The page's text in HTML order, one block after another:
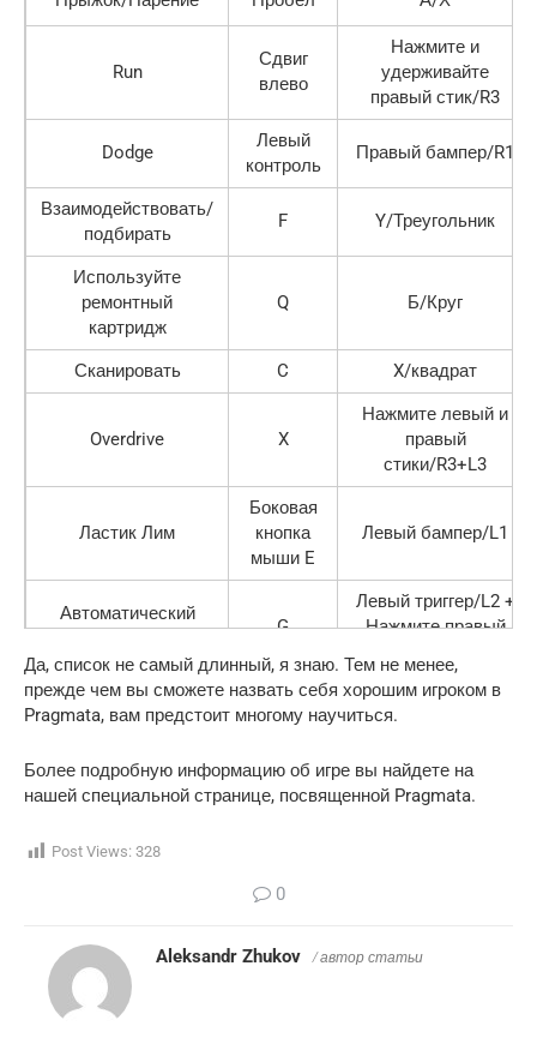
Run
Сдвиг
влево
Нажмите и
удерживайте
правый стик/R3
Dodge
Левый
контроль
Правый бампер/R1
Взаимодействовать/
подбирать
F Y/Треугольник
Используйте
ремонтный
картридж
Q Б/Круг
Сканировать C X/квадрат
Overdrive X
Нажмите левый и
правый
стики/R3+L3
Ластик Лим
Боковая
кнопка
мыши E
Левый бампер/L1
Автоматический
G
Левый триггер/L2 +
Нажмите правый
Двигаться вперед W
Нажмите левый
стик/L3 вперед
Двигаться назад S
Нажмите левый
стик/L3 назад
Движение влево
Экипировать
лучшее оружие
Да, список не самый длинный, я знаю. Тем не менее,
прежде чем вы сможете назвать себя хорошим игроком в
Pragmata, вам предстоит многому научиться.
Более подробную информацию об игре вы найдете на
нашей специальной странице, посвященной Pragmata.
Post Views: 328
0
Aleksandr Zhukov / автор статьи